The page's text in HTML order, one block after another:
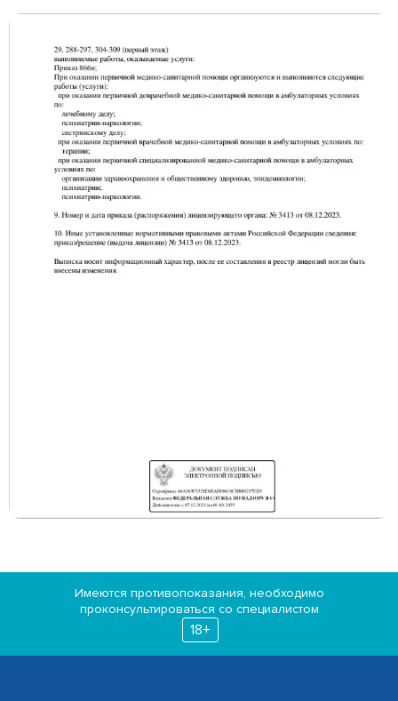
Имеются противопоказания, необходимо
проконсультироваться со специалистом
18+